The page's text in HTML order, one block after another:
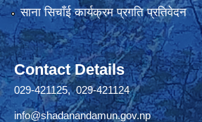
साना सिचाँई कार्यक्रम प्रगति प्रतिवेदन
Contact Details
029-421125, 029-421124
info@shadanandamun.gov.np